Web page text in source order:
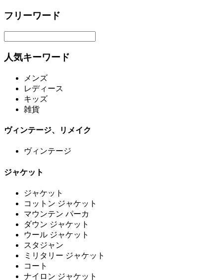
フリーワード
人気キーワード
メンズ
レディース
キッズ
雑貨
ヴィンテージ、リメイク
ヴィンテージ
ジャケット
ジャケット
コットン ジャケット
マウンテン パーカ
ダウン ジャケット
ウール ジャケット
スタジャン
ミリタリー ジャケット
コート
ナイロン ジャケット